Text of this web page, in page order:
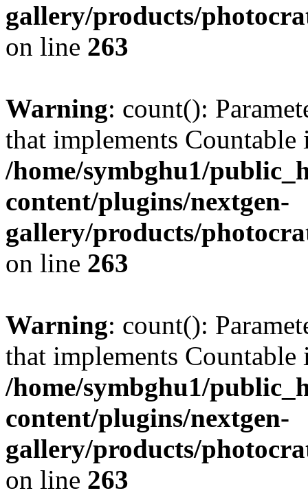
gallery/products/
on line 263
Warning: count():
that implements Countable
/home/symbghu1/
content/plugins/nextgen-
gallery/products/
on line 263
Warning: count():
that implements Countable
/home/symbghu1/
content/plugins/nextgen-
gallery/products/
on line 263